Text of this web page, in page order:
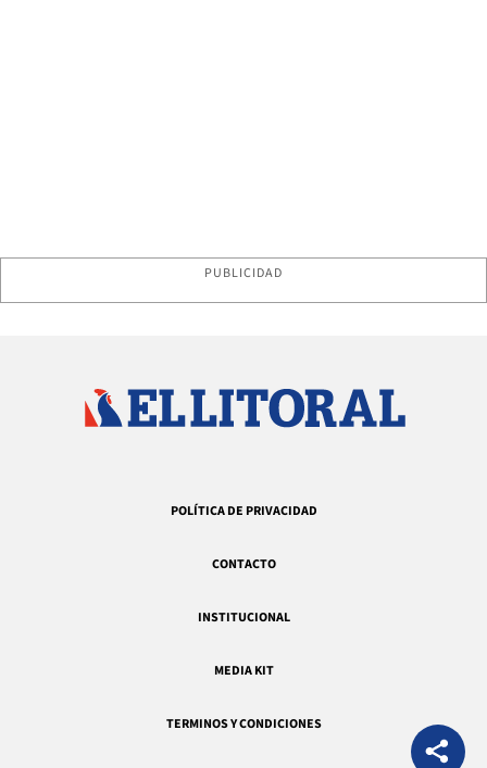
PUBLICIDAD
POLÍTICA DE PRIVACIDAD
CONTACTO
INSTITUCIONAL
MEDIA KIT
TERMINOS Y CONDICIONES